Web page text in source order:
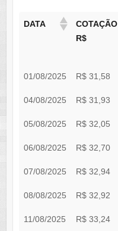
DATA
COTAÇÃO
R$
01/08/2025 R$ 31,58
04/08/2025 R$ 31,93
05/08/2025 R$ 32,05
06/08/2025 R$ 32,70
07/08/2025 R$ 32,94
08/08/2025 R$ 32,92
11/08/2025 R$ 33,24